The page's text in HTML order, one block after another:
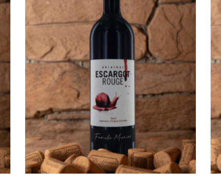
IN DEN WARENKORB